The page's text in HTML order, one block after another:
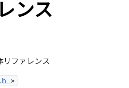
ンス
リファレンス
>